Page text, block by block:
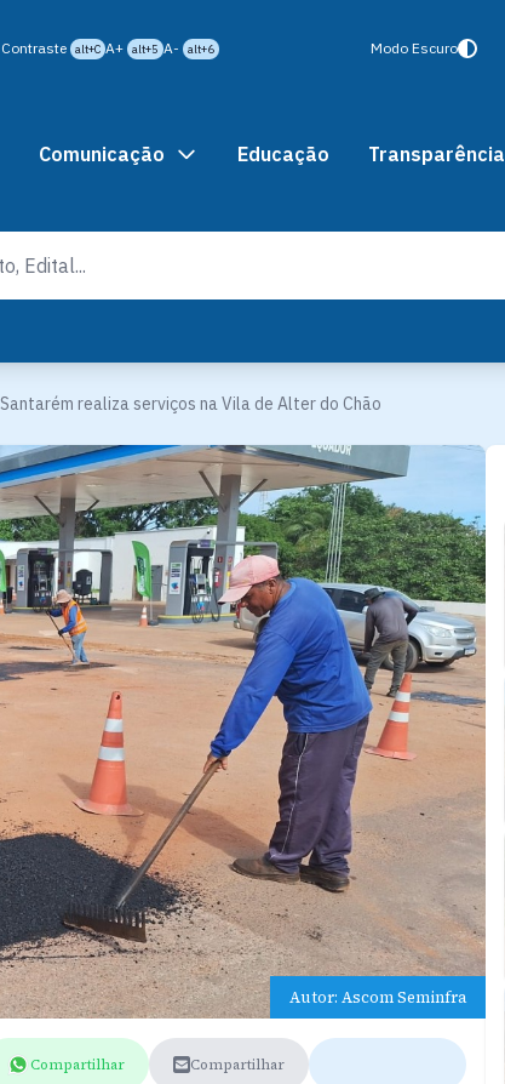
alt+C A+ alt+5 A- alt+6 Modo Escuro
Comunicação Educação Transparência
realiza serviços na Vila de Alter do Chão
Autor: Ascom Seminfra
Compartilhar Compartilhar